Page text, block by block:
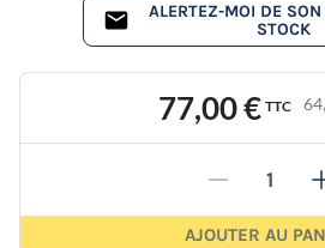
ALERTEZ-MOI DE SON
STOCK
77,00 € TTC
- +
AJOUTER AU